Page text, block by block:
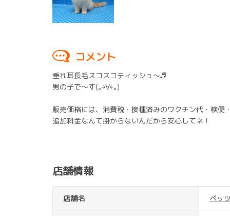
コメント
垂れ耳長毛スコスコティッシュ～♬
男の子で～す(｡￫∀￩｡)
販売価格には、消費税・接種済みのワクチン代・検便
追加料金なんて掛からないんだから安心してネ！
店舗情報
店舗名 ペッ